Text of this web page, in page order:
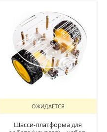
ОЖИДАЕТСЯ
Шасси-платформа для